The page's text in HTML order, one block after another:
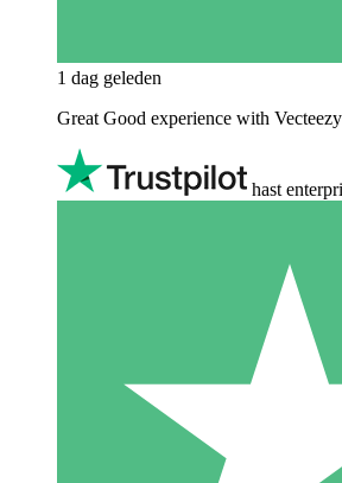
1 dag geleden
Great Good experience with
hast